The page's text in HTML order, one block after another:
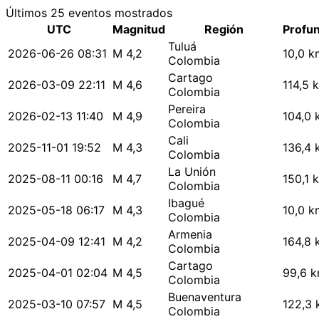
Últimos 25 eventos mostrados
UTC
Magnitud Región
2026-06-26 08:31 M 4,2
Tuluá
Colombia
10,0
2026-03-09 22:11 M 4,6
Cartago
Colombia
114,5
2026-02-13 11:40 M 4,9
Pereira
Colombia
104,0
2025-11-01 19:52 M 4,3
Cali
Colombia
136,4
2025-08-11 00:16 M 4,7
La Unión
Colombia
150,1
2025-05-18 06:17 M 4,3
Ibagué
Colombia
10,0
2025-04-09 12:41 M 4,2
Armenia
Colombia
164,8
2025-04-01 02:04 M 4,5
Cartago
Colombia
99,6
2025-03-10 07:57 M 4,5
Buenaventura
Colombia
122,3